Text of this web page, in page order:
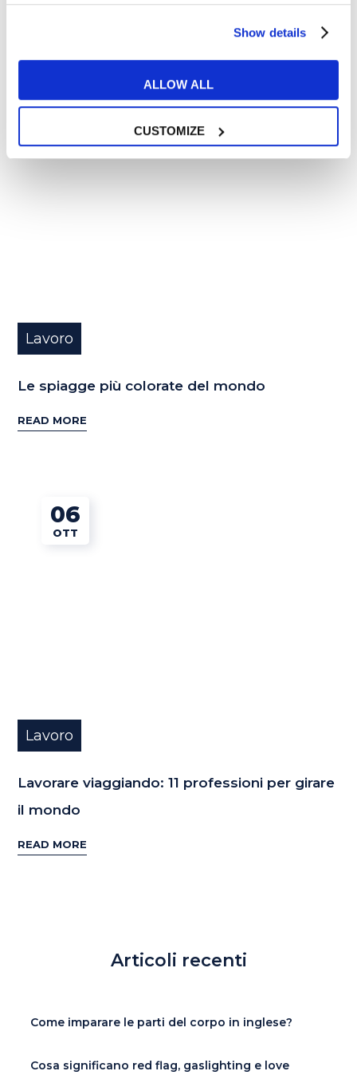
Show details
ALLOW ALL
CUSTOMIZE
21
Lavoro
Le spiagge più colorate del mondo
READ MORE
06
OTT
Lavoro
Lavorare viaggiando: 11 professioni per girare
il mondo
READ MORE
Articoli recenti
Come imparare le parti del corpo in inglese?
Cosa significano red flag, gaslighting e love